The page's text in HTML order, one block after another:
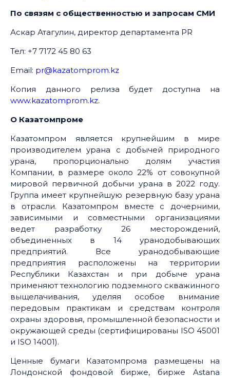
По связям с общественностью и запросам СМИ
Аскар Атагулин, директор департамента PR
Тел: +7 7172 45 80 63
Email: pr@kazatomprom.kz
Копия данного релиза будет доступна на
www.kazatomprom.kz.
О Казатомпроме
Казатомпром является крупнейшим в мире
производителем урана с добычей природного
урана, пропорционально долям участия
Компании, в размере около 22% от совокупной
мировой первичной добычи урана в 2022 году.
Группа имеет крупнейшую резервную базу урана
в отрасли. Казатомпром вместе с дочерними,
зависимыми и совместными организациями
ведет разработку 26 месторождений,
объединенных в 14 уранодобывающих
предприятий. Все уранодобывающие
предприятия расположены на территории
Республики Казахстан и при добыче урана
применяют технологию подземного скважинного
выщелачивания, уделяя особое внимание
передовым практикам и средствам контроля
охраны здоровья, промышленной безопасности и
окружающей среды (сертифицированы ISO 45001
и ISO 14001).
Ценные бумаги Казатомпрома размещены на
Лондонской фондовой бирже, бирже Astana